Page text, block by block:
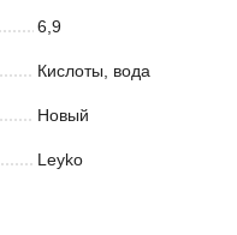
6,9
Кислоты, вода
Новый
Leyko